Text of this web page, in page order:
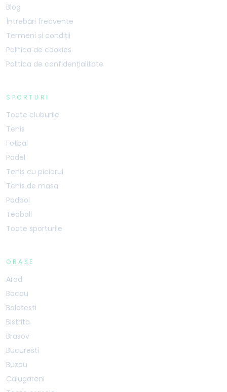
Blog
Întrebări frecvente
Termeni și condiții
Politica de cookies
Politica de confidențialitate
SPORTURI
Toate cluburile
Tenis
Fotbal
Padel
Tenis cu piciorul
Tenis de masa
Padbol
Teqball
Toate sporturile
ORAȘE
Arad
Bacau
Balotesti
Bistrita
Brasov
Bucuresti
Buzau
Calugareni